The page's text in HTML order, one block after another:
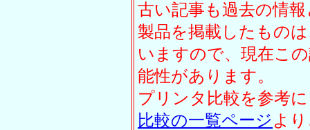
古い記事も過去の情
製品を掲載したもの
いますので、現在こ
能性があります。
プリンタ比較を参考
比較の一覧ページ よ